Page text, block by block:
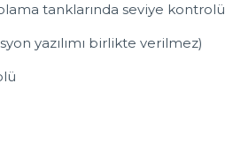
tanklarında seviye kontrolü
yazılımı birlikte verilmez)